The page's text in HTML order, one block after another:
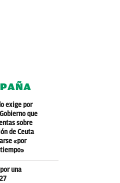
exige por
que
sobre
de Ceuta
«por
una